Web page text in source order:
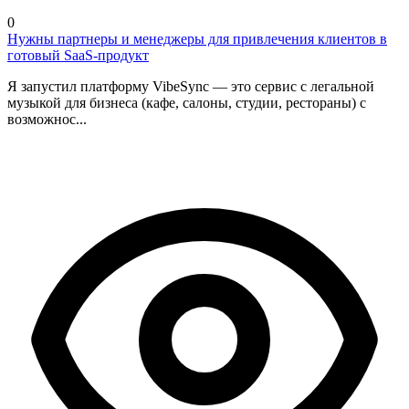
0
Нужны партнеры и менеджеры для привлечения клиентов в
готовый SaaS-продукт
Я запустил платформу VibeSync — это сервис с легальной
музыкой для бизнеса (кафе, салоны, студии, рестораны) с
возможнос...